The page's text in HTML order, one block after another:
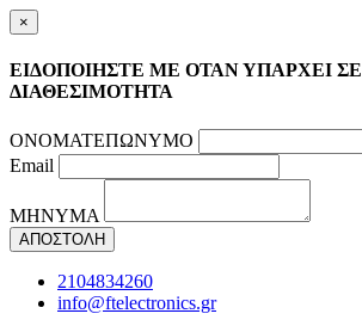
×
ΕΙΔΟΠΟΙΗΣΤΕ ΜΕ ΟΤΑΝ ΥΠΑΡΧΕΙ ΣΕ
ΔΙΑΘΕΣΙΜΟΤΗΤΑ
ΟΝΟΜΑΤΕΠΩΝΥΜΟ
Email
ΜΗΝΥΜΑ
ΑΠΟΣΤΟΛΗ
2104834260
info@ftelectronics.gr